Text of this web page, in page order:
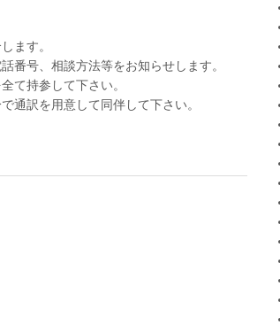
ます。
号、相談方法等をお知らせします。
て持参して下さい。
訳を用意して同伴して下さい。